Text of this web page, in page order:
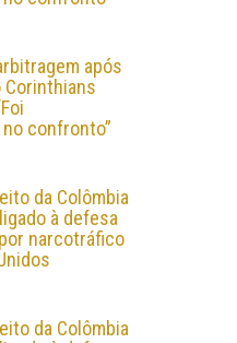
após
Corinthians
confronto”
da Colômbia
à defesa
narcotráfico
da Colômbia